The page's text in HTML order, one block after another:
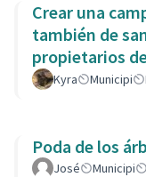
Crear una
también de
propietarios
heces de las
Kyra Municipi
Poda de los
José Municipi